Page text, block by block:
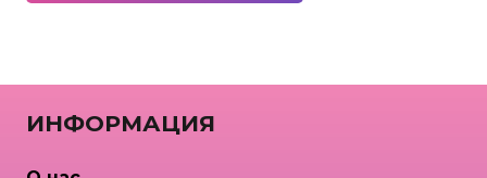
ИНФОРМАЦИЯ